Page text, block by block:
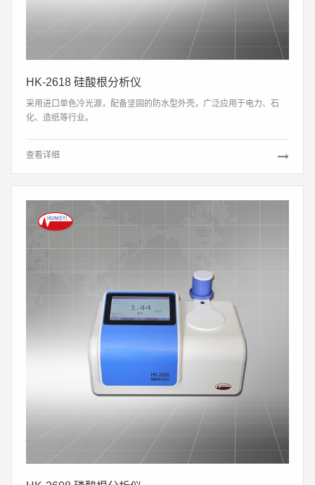
HK-2618 硅酸根分析仪
采用进口单色冷光源，配备坚固的防水型外壳，广泛应用于电力、石
化、造纸等行业。
查看详细